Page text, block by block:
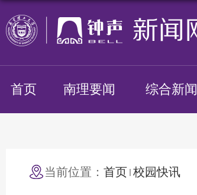
首页 南理要闻 综合新闻
当前位置： 首页 校园快讯